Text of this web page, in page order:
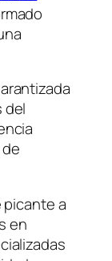
del
picante a
en